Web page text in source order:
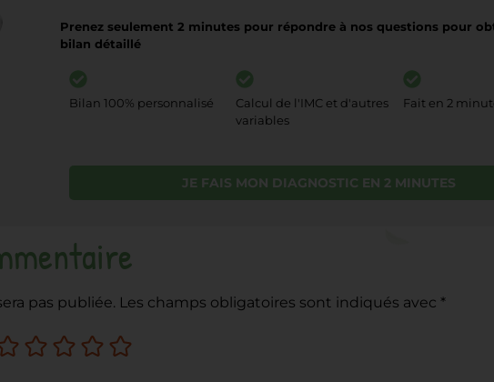
Prenez seulement 2 minutes pour répondre à nos questions pour
bilan détaillé
Bilan 100% personnalisé
Calcul de l'IMC et d'autres
variables
Fait en 2
JE FAIS MON DIAGNOSTIC EN 2 MINUTES
pas publiée. Les champs obligatoires sont indiqués avec *